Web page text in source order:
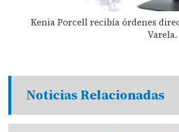
Kenia Porcell recibía órdenes
Noticias Relacionadas